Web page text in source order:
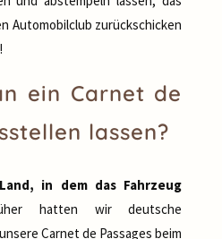
Automobilclub zurückschicken
ein Carnet de
lassen?
in dem das Fahrzeug
hatten wir deutsche
Carnet de Passages beim